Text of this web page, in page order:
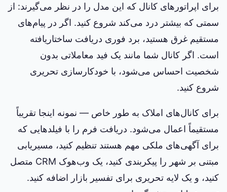
برای اپراتورهای کانال که این مدل را در نظر می‌گیرند: از
سمتی که بیشتر درد می‌کند شروع کنید. اگر در پیام‌های
مستقیم غرق هستید، برد فوری دریافت ساختاریافته
است. اگر کانال شما مانند یک فید معاملاتی بدون
شخصیت احساس می‌شود، با خودکارسازی تحریری
شروع کنید.
برای کانال‌های املاک به طور خاص — نمونه اینجا تقریباً
مستقیماً اعمال می‌شود. دریافت فرم را با فیلدهایی که
برای آگهی‌های ملکی مهم هستند تنظیم کنید، مسیریابی
مبتنی بر شهر را پیکربندی کنید، یک وب‌هوک CRM متصل
کنید، و یک لایه تحریری برای تفسیر بازار اضافه کنید.